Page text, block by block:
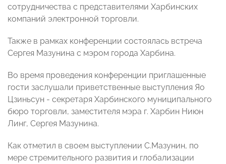
сотрудничества с представителями Харбинских
компаний электронной торговли.
Также в рамках конференции состоялась встреча
Сергея Мазунина с мэром города Харбина.
Во время проведения конференции приглашенные
гости заслушали приветственные выступления Яо
Цзиньсун - секретаря Харбинского муниципального
бюро торговли, заместителя мэра г. Харбин Ниюн
Линг, Сергея Мазунина.
Как отметил в своем выступлении С.Мазунин, по
мере стремительного развития и глобализации